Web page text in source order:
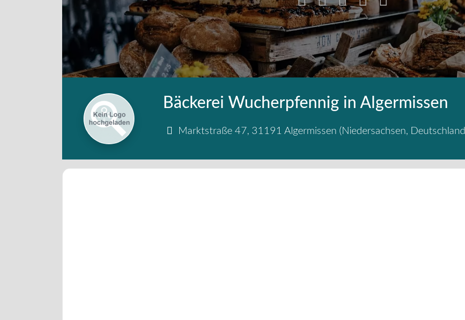
Bäckerei Wucherpfennig in Algermissen
Marktstraße 47, 31191 Algermissen ( Niedersachsen, Deutschland